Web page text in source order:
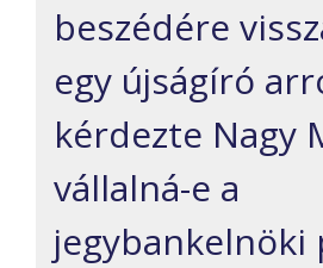
beszédére
egy újságíró
kérdezte Nagy
vállalná-e a
jegybankelnöki